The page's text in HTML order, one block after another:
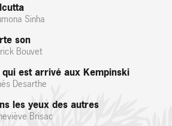
Sinha
son
Bouvet
qui est arrivé aux Kempinski
Desarthe
les yeux des autres
Brisac